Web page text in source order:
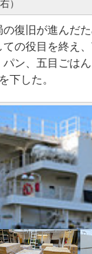
右）
復旧が進んだ
の役目を終え
ン、五目ごは
下した。